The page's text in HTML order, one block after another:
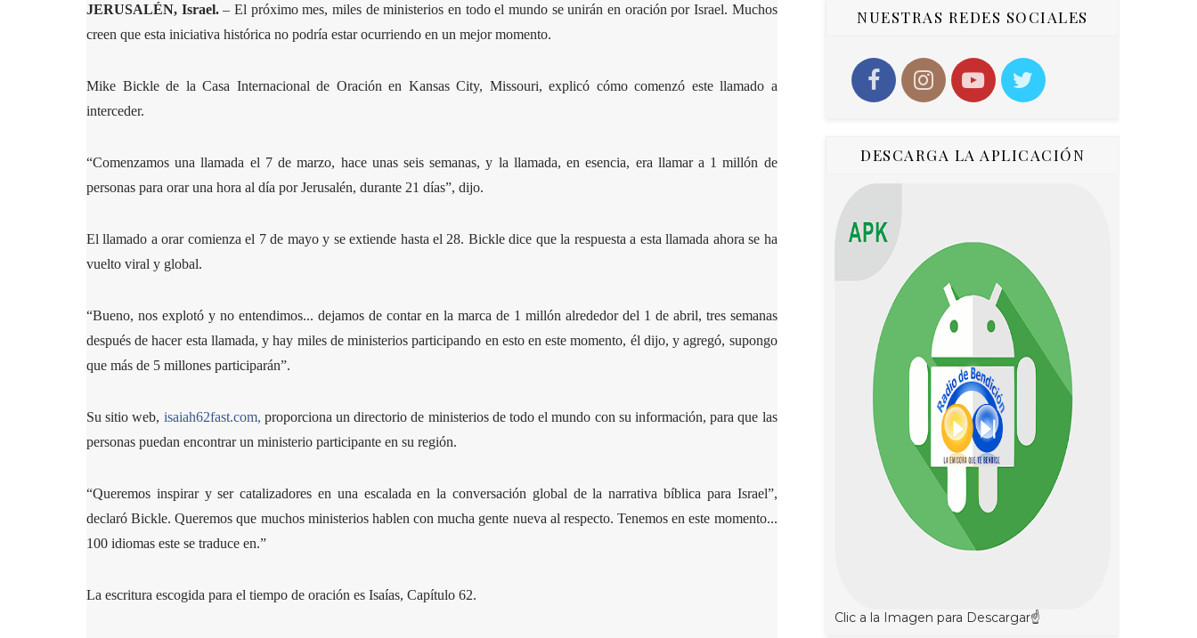
JERUSALÉN, Israel.– El próximo mes, miles de ministerios en todo el mundo se unirán en oración por Israel. Muchos
creen que esta iniciativa histórica no podría estar ocurriendo en un mejor momento.
Mike Bickle de la Casa Internacional de Oración en Kansas City, Missouri, explicó cómo comenzó este llamado a
interceder.
“Comenzamos una llamada el 7 de marzo, hace unas seis semanas, y la llamada, en esencia, era llamar a 1 millón de
personas para orar una hora al día por Jerusalén, durante 21 días”, dijo.
El llamado a orar comienza el 7 de mayo y se extiende hasta el 28. Bickle dice que la respuesta a esta llamada ahora se ha
vuelto viral y global.
“Bueno, nos explotó y no entendimos... dejamos de contar en la marca de 1 millón alrededor del 1 de abril, tres semanas
después de hacer esta llamada, y hay miles de ministerios participando en esto en este momento, él dijo, y agregó, supongo
que más de 5 millones participarán”.
Su sitio web, isaiah62fast.com, proporciona un directorio de ministerios de todo el mundo con su información, para que las
personas puedan encontrar un ministerio participante en su región.
“Queremos inspirar y ser catalizadores en una escalada en la conversación global de la narrativa bíblica para Israel”,
declaró Bickle. Queremos que muchos ministerios hablen con mucha gente nueva al respecto. Tenemos en este momento...
100 idiomas este se traduce en.”
La escritura escogida para el tiempo de oración es Isaías, Capítulo 62.
NUESTRAS REDES SOCIALES
DESCARGA LA APLICACIÓN
Clic a la Imagen para Descargar☝